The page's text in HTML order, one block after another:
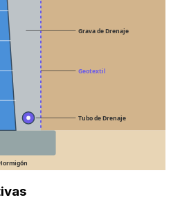
Grava de Drenaje
Geotextil
Tubo de Drenaje